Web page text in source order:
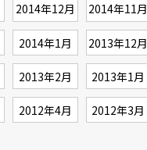
2014年12月 2014年11月
2014年1月 2013年12月
2013年2月 2013年1月
2012年4月 2012年3月